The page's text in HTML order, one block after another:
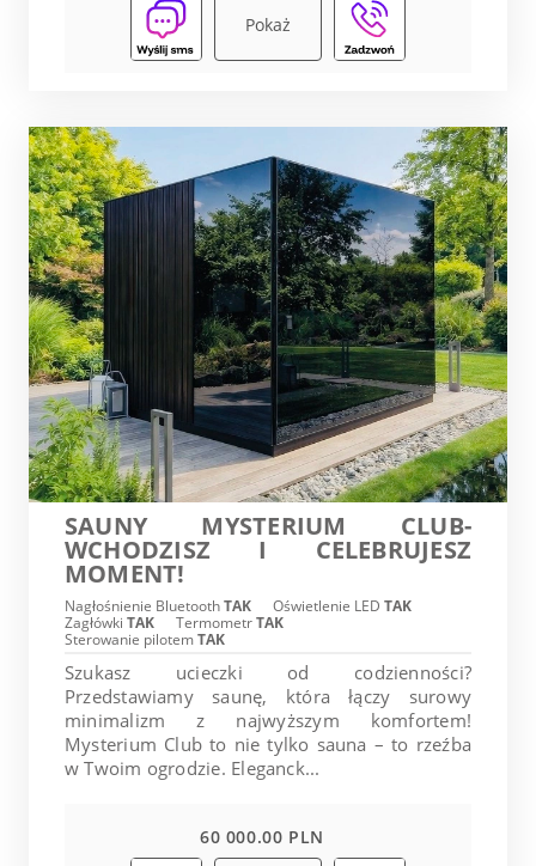
Pokaż
SAUNY MYSTERIUM CLUB-
WCHODZISZ I CELEBRUJESZ
MOMENT!
Nagłośnienie BluetoothTAK Oświetlenie LED TAK
Zagłówki TAK TermometrTAK
Sterowanie pilotemTAK
Szukasz ucieczki od codzienności?
Przedstawiamy saunę, która łączy surowy
minimalizm z najwyższym komfortem!
Mysterium Club to nie tylko sauna – to rzeźba
w Twoim ogrodzie. Eleganck...
60 000.00 PLN